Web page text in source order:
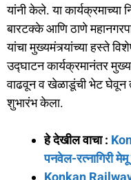
यांनी केले. या कार्यक्रमाच्या
बारटक्के आणि ठाणे
यांचा मुख्यमंत्र्यांच्या हस्ते
उद्घाटन कार्यक्रमानंतर
वाढवून व खेळाडूंची भेट घेवून
शुभारंभ केला.
हे देखील वाचा :
पनवेल-रत्नागिरी
Konkan Railway